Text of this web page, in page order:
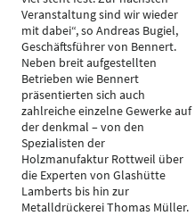
Veranstaltung sind wir wieder
mit dabei“, so Andreas Bugiel,
Geschäftsführer von Bennert.
Neben breit aufgestellten
Betrieben wie Bennert
präsentierten sich auch
zahlreiche einzelne Gewerke auf
der denkmal – von den
Spezialisten der
Holzmanufaktur Rottweil über
die Experten von Glashütte
Lamberts bis hin zur
Metalldrückerei Thomas Müller.